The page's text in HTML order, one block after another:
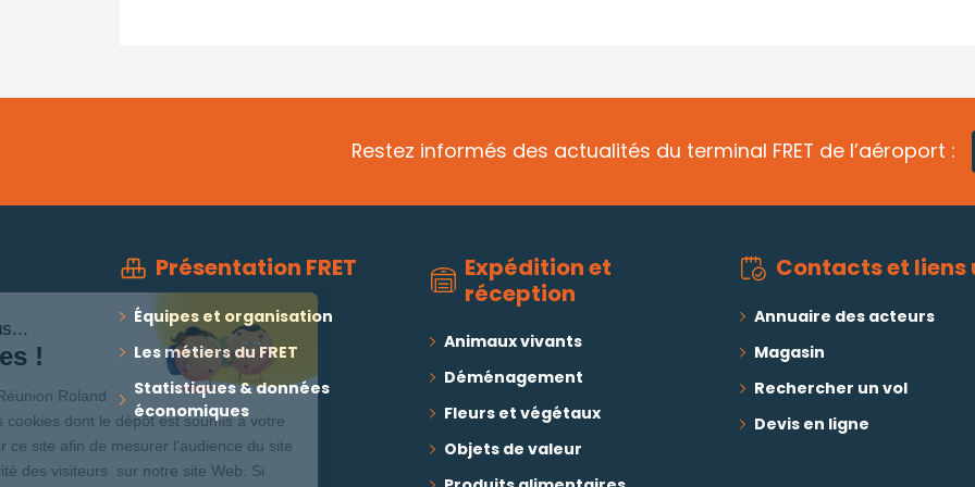
Salut c'est nous...
les Cookies !
L’Aéroport de la Réunion Roland
Garros utilise des cookies dont le dépôt est soumis à votre
consentement sur ce site afin de mesurer l’audience du site
et analyser l'activité des visiteurs sur notre site Web. Si
Restez informés des actualités du terminal FRET de l’aéroport :
Présentation FRET
Équipes et organisation
Les métiers du FRET
Statistiques & données
économiques
Expédition et
réception
Animaux vivants
Déménagement
Fleurs et végétaux
Objets de valeur
Contacts et liens
Annuaire des acteurs
Magasin
Rechercher un vol
Devis en ligne